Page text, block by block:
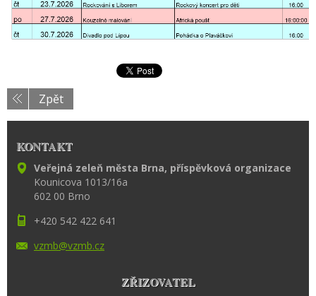
Zpět
KONTAKT
Veřejná zeleň města Brna, příspěvková organizace
Kounicova 1013/16a
602 00 Brno
+420 542 422 641
vzmb@vzmb.cz
ZŘIZOVATEL